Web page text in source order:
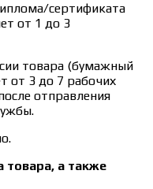
сертификата
от 1 до 3
товара (бумажный
от 3 до 7 рабочих
отправления
товара, а также